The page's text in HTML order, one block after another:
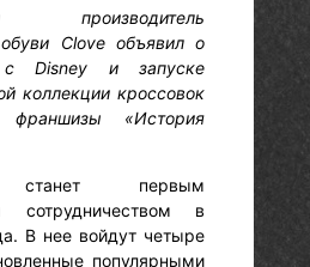
производитель
Clove объявил о
с Disney и запуске
коллекции кроссовок
«История
станет первым
сотрудничеством в
В нее войдут четыре
популярными